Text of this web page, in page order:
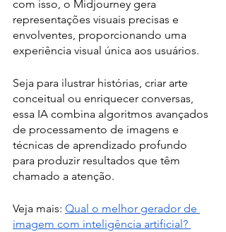
com isso, o Midjourney gera
representações visuais precisas e
envolventes, proporcionando uma
experiência visual única aos usuários.
Seja para ilustrar histórias, criar arte
conceitual ou enriquecer conversas,
essa IA combina algoritmos avançados
de processamento de imagens e
técnicas de aprendizado profundo
para produzir resultados que têm
chamado a atenção.
Veja mais: Qual o melhor gerador de
imagem com inteligência artificial?